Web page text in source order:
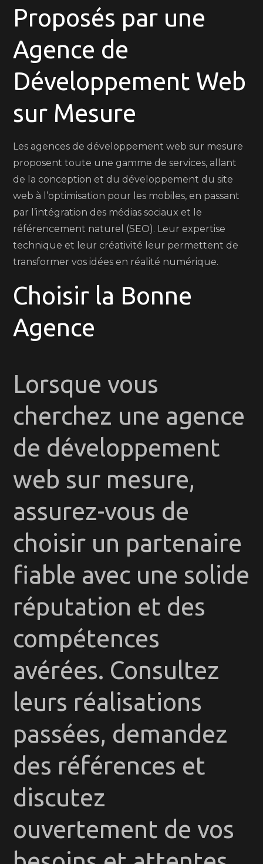
Proposés par une
Agence de
Développement Web
sur Mesure
Les agences de développement web sur mesure
proposent toute une gamme de services, allant
de la conception et du développement du site
web à l’optimisation pour les mobiles, en passant
par l’intégration des médias sociaux et le
référencement naturel (SEO). Leur expertise
technique et leur créativité leur permettent de
transformer vos idées en réalité numérique.
Choisir la Bonne
Agence
Lorsque vous
cherchez une agence
de développement
web sur mesure,
assurez-vous de
choisir un partenaire
fiable avec une solide
réputation et des
compétences
avérées. Consultez
leurs réalisations
passées, demandez
des références et
discutez
ouvertement de vos